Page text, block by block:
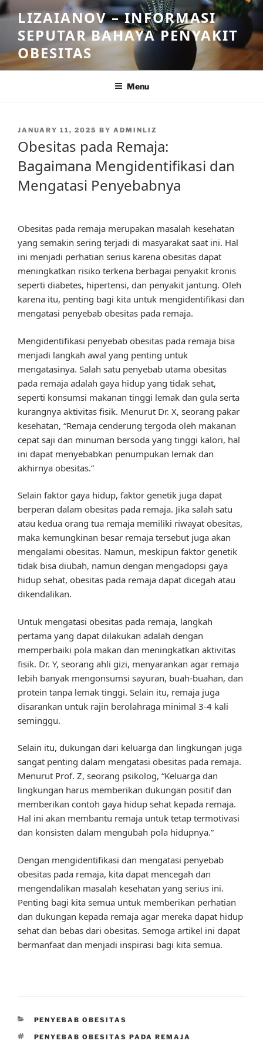
Skip
to
content
LIZAIANOV – INFORMASI
SEPUTAR BAHAYA PENYAKIT
OBESITAS
Menu
POSTED
JANUARY 11, 2025 BY ADMINLIZ
Obesitas pada Remaja:
Bagaimana Mengidentifikasi dan
Mengatasi Penyebabnya
Obesitas pada remaja merupakan masalah kesehatan
yang semakin sering terjadi di masyarakat saat ini. Hal
ini menjadi perhatian serius karena obesitas dapat
meningkatkan risiko terkena berbagai penyakit kronis
seperti diabetes, hipertensi, dan penyakit jantung. Oleh
karena itu, penting bagi kita untuk mengidentifikasi dan
mengatasi penyebab obesitas pada remaja.
Mengidentifikasi penyebab obesitas pada remaja bisa
menjadi langkah awal yang penting untuk
mengatasinya. Salah satu penyebab utama obesitas
pada remaja adalah gaya hidup yang tidak sehat,
seperti konsumsi makanan tinggi lemak dan gula serta
kurangnya aktivitas fisik. Menurut Dr. X, seorang pakar
kesehatan, “Remaja cenderung tergoda oleh makanan
cepat saji dan minuman bersoda yang tinggi kalori, hal
ini dapat menyebabkan penumpukan lemak dan
akhirnya obesitas.”
Selain faktor gaya hidup, faktor genetik juga dapat
berperan dalam obesitas pada remaja. Jika salah satu
atau kedua orang tua remaja memiliki riwayat obesitas,
maka kemungkinan besar remaja tersebut juga akan
mengalami obesitas. Namun, meskipun faktor genetik
tidak bisa diubah, namun dengan mengadopsi gaya
hidup sehat, obesitas pada remaja dapat dicegah atau
dikendalikan.
Untuk mengatasi obesitas pada remaja, langkah
pertama yang dapat dilakukan adalah dengan
memperbaiki pola makan dan meningkatkan aktivitas
fisik. Dr. Y, seorang ahli gizi, menyarankan agar remaja
lebih banyak mengonsumsi sayuran, buah-buahan, dan
protein tanpa lemak tinggi. Selain itu, remaja juga
disarankan untuk rajin berolahraga minimal 3-4 kali
seminggu.
Selain itu, dukungan dari keluarga dan lingkungan juga
sangat penting dalam mengatasi obesitas pada remaja.
Menurut Prof. Z, seorang psikolog, “Keluarga dan
lingkungan harus memberikan dukungan positif dan
memberikan contoh gaya hidup sehat kepada remaja.
Hal ini akan membantu remaja untuk tetap termotivasi
dan konsisten dalam mengubah pola hidupnya.”
Dengan mengidentifikasi dan mengatasi penyebab
obesitas pada remaja, kita dapat mencegah dan
mengendalikan masalah kesehatan yang serius ini.
Penting bagi kita semua untuk memberikan perhatian
dan dukungan kepada remaja agar mereka dapat hidup
sehat dan bebas dari obesitas. Semoga artikel ini dapat
bermanfaat dan menjadi inspirasi bagi kita semua.
CATEGORIES
PENYEBAB OBESITAS
TAGS
PENYEBAB OBESITAS PADA REMAJA